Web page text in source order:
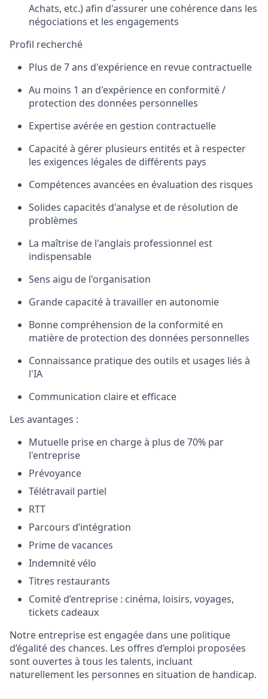
Achats, etc.) afin d'assurer une cohérence dans les
négociations et les engagements
Profil recherché
Plus de 7 ans d'expérience en revue contractuelle
Au moins 1 an d'expérience en conformité /
protection des données personnelles
Expertise avérée en gestion contractuelle
Capacité à gérer plusieurs entités et à respecter
les exigences légales de différents pays
Compétences avancées en évaluation des risques
Solides capacités d'analyse et de résolution de
problèmes
La maîtrise de l'anglais professionnel est
indispensable
Sens aigu de l'organisation
Grande capacité à travailler en autonomie
Bonne compréhension de la conformité en
matière de protection des données personnelles
Connaissance pratique des outils et usages liés à
l'IA
Communication claire et efficace
Les avantages :
Mutuelle prise en charge à plus de 70% par
l'entreprise
Prévoyance
Télétravail partiel
RTT
Parcours d’intégration
Prime de vacances
Indemnité vélo
Titres restaurants
Comité d’entreprise : cinéma, loisirs, voyages,
tickets cadeaux
Notre entreprise est engagée dans une politique
d’égalité des chances. Les offres d’emploi proposées
sont ouvertes à tous les talents, incluant
naturellement les personnes en situation de handicap.